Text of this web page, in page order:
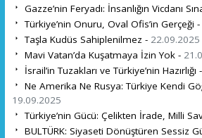
Gazze’nin Feryadı: İnsanlığın Vicdanı
Türkiye’nin Onuru, Oval Ofis’in Gerçeği -
Taşla Kudüs Sahiplenilmez - 22.09.2025
Mavi Vatan’da Kuşatmaya İzin Yok -
İsrail’in Tuzakları ve Türkiye’nin Hazırlığı -
Ne Amerika Ne Rusya: Türkiye Kendi
19.09.2025
Türkiye’nin Gücü: Çelikten İrade, Milli
BULTÜRK: Siyaseti Dönüştüren Sessiz